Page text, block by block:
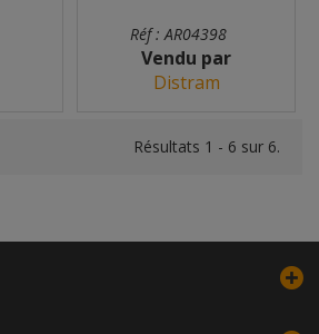
Réf : AR04398
Vendu par
Distram
Résultats 1 - 6 sur 6.